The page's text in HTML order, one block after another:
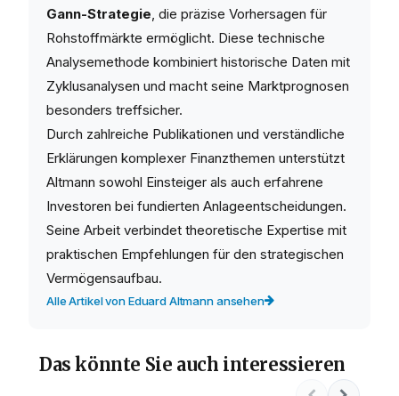
Gann-Strategie , die präzise Vorhersagen für
Rohstoffmärkte ermöglicht. Diese technische
Analysemethode kombiniert historische Daten mit
Zyklusanalysen und macht seine Marktprognosen
besonders treffsicher.
Durch zahlreiche Publikationen und verständliche
Erklärungen komplexer Finanzthemen unterstützt
Altmann sowohl Einsteiger als auch erfahrene
Investoren bei fundierten Anlageentscheidungen.
Seine Arbeit verbindet theoretische Expertise mit
praktischen Empfehlungen für den strategischen
Vermögensaufbau.
Alle Artikel von Eduard Altmann ansehen
Das könnte Sie auch interessieren